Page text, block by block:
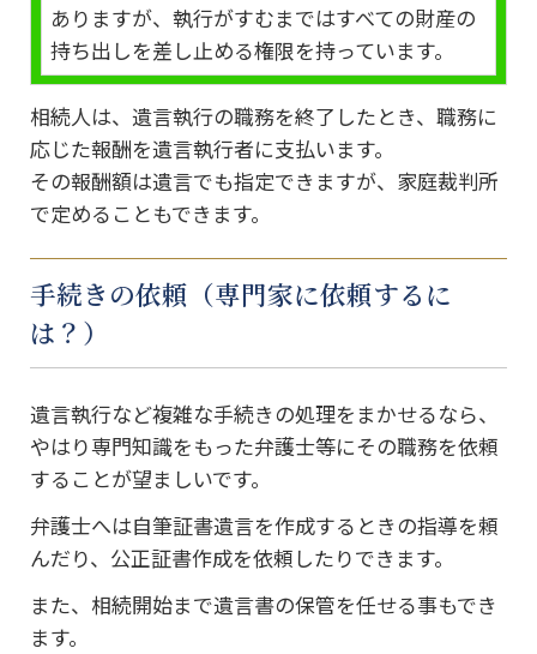
ありますが、執行がすむまではすべての財産の
持ち出しを差し止める権限を持っています。
相続人は、遺言執行の職務を終了したとき、職務に
応じた報酬を遺言執行者に支払います。
その報酬額は遺言でも指定できますが、家庭裁判所
で定めることもできます。
手続きの依頼（専門家に依頼するに
は？）
遺言執行など複雑な手続きの処理をまかせるなら、
やはり専門知識をもった弁護士等にその職務を依頼
することが望ましいです。
弁護士へは自筆証書遺言を作成するときの指導を頼
んだり、公正証書作成を依頼したりできます。
また、相続開始まで遺言書の保管を任せる事もでき
ます。